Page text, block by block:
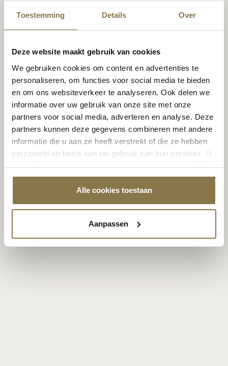
Toestemming Details Over
Deze website maakt gebruik van cookies
We gebruiken cookies om content en advertenties te
personaliseren, om functies voor social media te bieden
en om ons websiteverkeer te analyseren. Ook delen we
informatie over uw gebruik van onze site met onze
partners voor social media, adverteren en analyse. Deze
partners kunnen deze gegevens combineren met andere
informatie die u aan ze heeft verstrekt of die ze hebben
verzameld op basis van uw gebruik van hun services. U
gaat akkoord met onze cookies als u onze website blijft
gebruiken.
Alle cookies toestaan
Aanpassen